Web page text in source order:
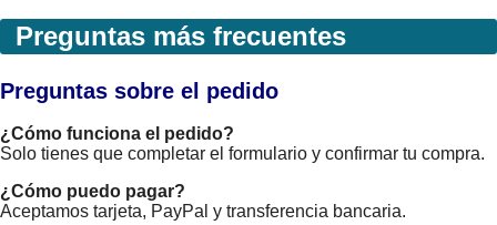
Preguntas más frecuentes
Preguntas sobre el pedido
¿Cómo funciona el pedido?
Solo tienes que completar el formulario y confirmar tu compra.
¿Cómo puedo pagar?
Aceptamos tarjeta, PayPal y transferencia bancaria.